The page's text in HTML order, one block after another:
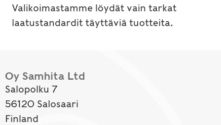
Valikoimastamme löydät vain tarkat
laatustandardit täyttäviä tuotteita.
Oy Samhita Ltd
Salopolku 7
56120 Salosaari
Finland